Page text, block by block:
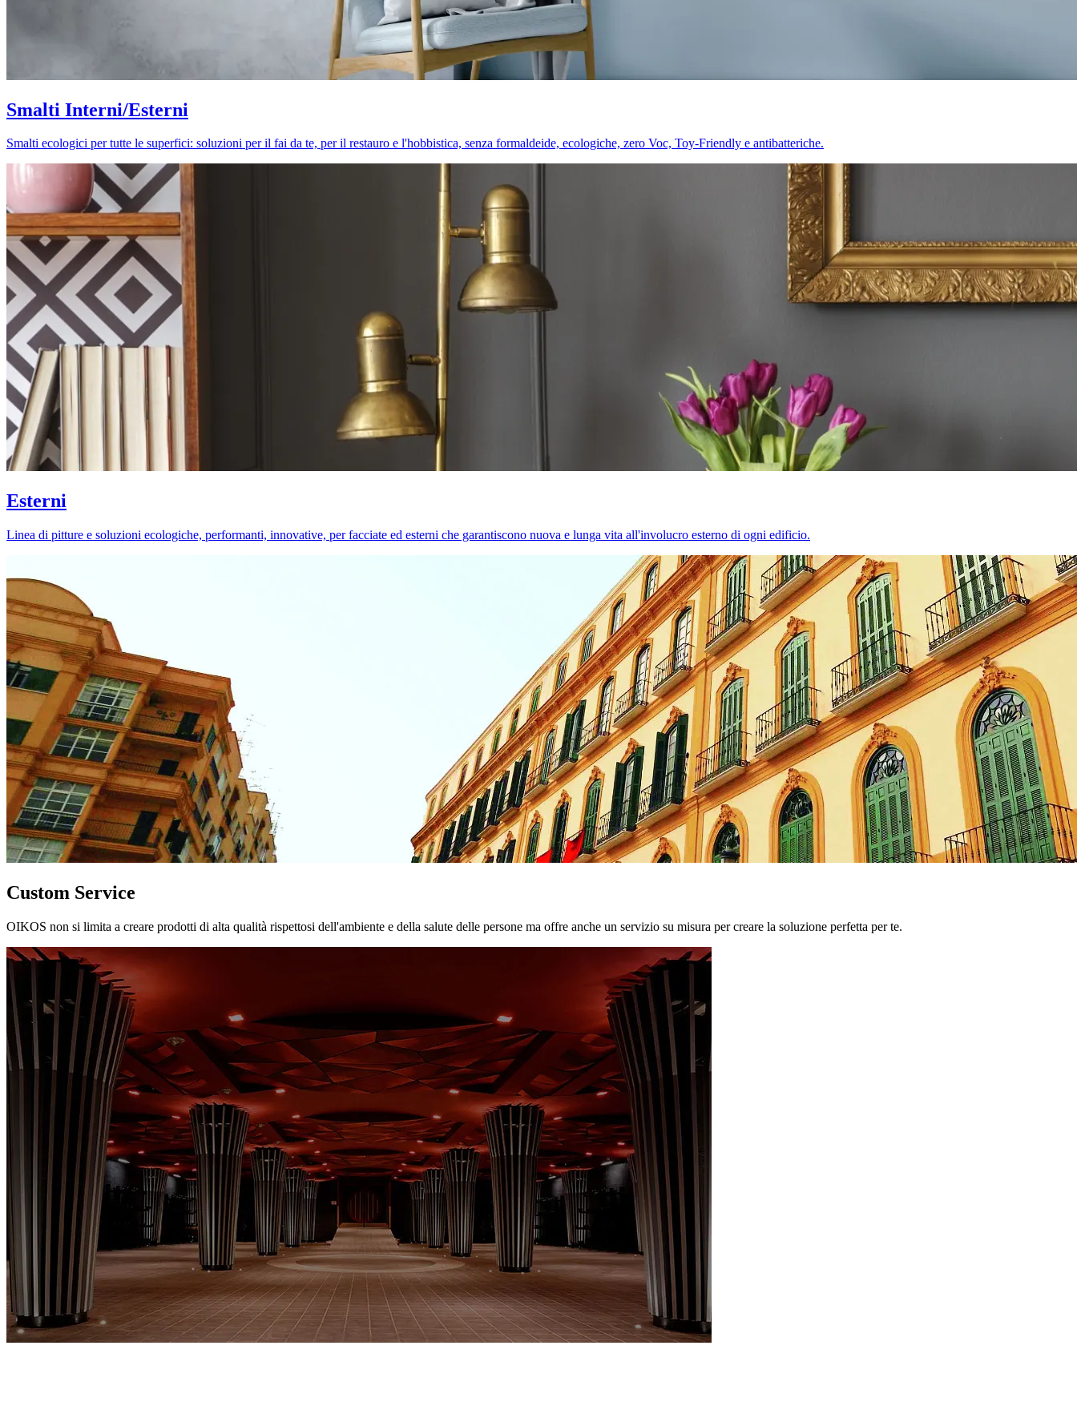
Smalti Interni/Esterni
Smalti ecologici per tutte le superfici: soluzioni per il fai da te, per il restauro e l'hobbistica, senza formaldeide, ecologiche, zero Voc, Toy-Friendly e antibatteriche.
Esterni
Linea di pitture e soluzioni ecologiche, performanti, innovative, per facciate ed esterni che garantiscono nuova e lunga vita all'involucro esterno di ogni edificio.
Custom Service
OIKOS non si limita a creare prodotti di alta qualità rispettosi dell'ambiente e della salute delle persone ma offre anche un servizio su misura per creare la soluzione perfetta per te.